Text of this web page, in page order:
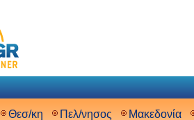
Θεσ/κη Πελ/νησος
Μακεδονία